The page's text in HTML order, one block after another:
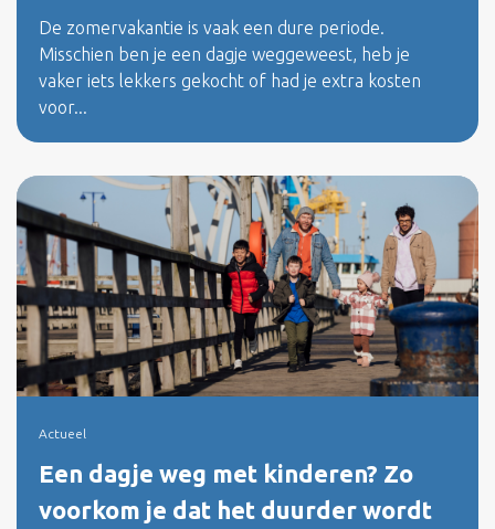
De zomervakantie is vaak een dure periode.
Misschien ben je een dagje weggeweest, heb je
vaker iets lekkers gekocht of had je extra kosten
voor...
Actueel
Een dagje weg met kinderen? Zo
voorkom je dat het duurder wordt